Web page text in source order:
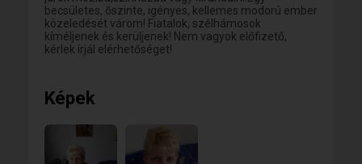
becsületes, őszinte, igényes, kellemes modorú ember
közeledését várom! Fiatalok, szélhámosok
kíméljenek és kerüljenek! Nem vagyok előfizető,
kérlek írjál elérhetőséget!
Képek